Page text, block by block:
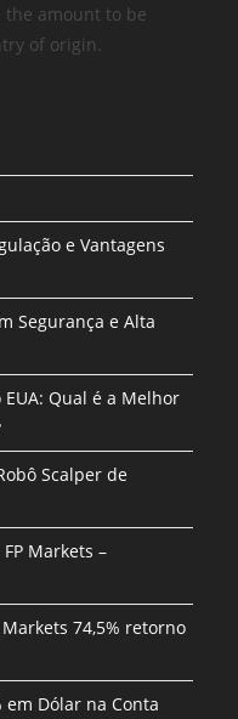
amount to be
of origin.
e Vantagens
Segurança e Alta
Qual é a Melhor
Scalper de
Markets –
74,5% retorno
Dólar na Conta